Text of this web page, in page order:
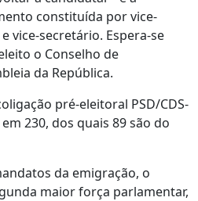
constituída por vice-
vice-secretário. Espera-se
o Conselho de
da República.
pré-eleitoral PSD/CDS-
230, dos quais 89 são do
da emigração, o
maior força parlamentar,